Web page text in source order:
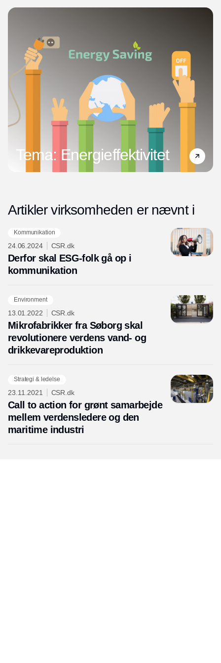
Tema: Energieffektivitet
Artikler virksomheden er nævnt i
Kommunikation
24.06.2024 CSR.dk
Derfor skal ESG-folk gå op i
kommunikation
Environment
13.01.2022 CSR.dk
Mikrofabrikker fra Søborg skal
revolutionere verdens vand- og
drikkevareproduktion
Strategi & ledelse
23.11.2021 CSR.dk
Call to action for grønt samarbejde
mellem verdensledere og den
maritime industri